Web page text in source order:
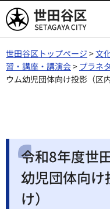
世田谷区
世田谷区トップページ >文
習・講座・講演会> プラネ
ウム幼児団体向け投影（区
令和8年度世
幼児団体向け
け）